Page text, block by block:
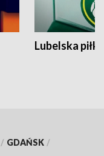
Lubelska piłka
/ GDAŃSK /